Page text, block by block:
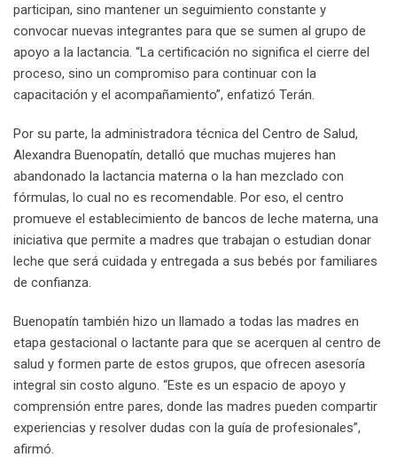
participan, sino mantener un seguimiento constante y
convocar nuevas integrantes para que se sumen al grupo de
apoyo a la lactancia. “La certificación no significa el cierre del
proceso, sino un compromiso para continuar con la
capacitación y el acompañamiento”, enfatizó Terán.
Por su parte, la administradora técnica del Centro de Salud,
Alexandra Buenopatín, detalló que muchas mujeres han
abandonado la lactancia materna o la han mezclado con
fórmulas, lo cual no es recomendable. Por eso, el centro
promueve el establecimiento de bancos de leche materna, una
iniciativa que permite a madres que trabajan o estudian donar
leche que será cuidada y entregada a sus bebés por familiares
de confianza.
Buenopatín también hizo un llamado a todas las madres en
etapa gestacional o lactante para que se acerquen al centro de
salud y formen parte de estos grupos, que ofrecen asesoría
integral sin costo alguno. “Este es un espacio de apoyo y
comprensión entre pares, donde las madres pueden compartir
experiencias y resolver dudas con la guía de profesionales”,
afirmó.